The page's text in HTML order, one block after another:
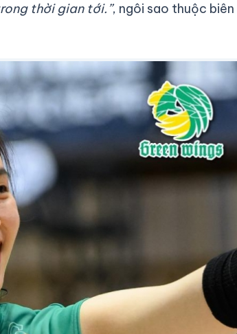
thời gian tới.”, ngôi sao thuộc biên